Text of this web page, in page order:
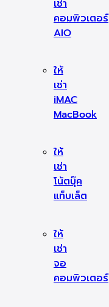
เช่า
คอมพิวเตอร์
AIO
ให้
เช่า
iMAC
MacBook
ให้
เช่า
โน้ตบุ๊ค
แท็บเล็ต
ให้
เช่า
จอ
คอมพิวเตอร์